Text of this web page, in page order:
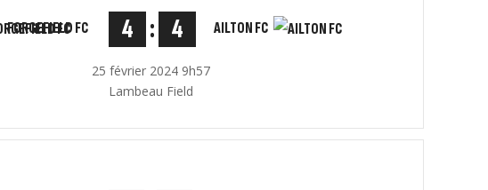
FORGEFIELD FC 4 : 4 AILTON FC
25 février 2024 9h57
Lambeau Field